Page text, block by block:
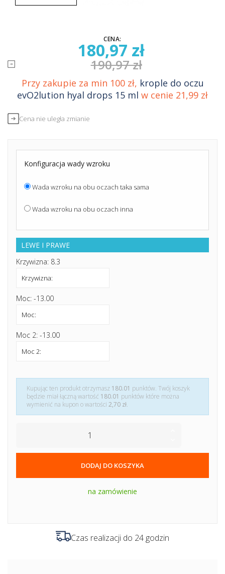
CENA:
180,97 zł
190,97 zł
Przy zakupie za min 100 zł, krople do oczu
evO2lution hyal drops 15 ml w cenie 21,99 zł
Cena nie uległa zmianie
Konfiguracja wady wzroku
Wada wzroku na obu oczach taka sama
Wada wzroku na obu oczach inna
LEWE I PRAWE
Krzywizna: 8.3
Moc: -13.00
Moc 2: -13.00
Kupując ten produkt otrzymasz 180.01 punktów. Twój koszyk
będzie miał łączną wartość 180.01 punktów które można
wymienić na kupon o wartości 2,70 zł.
DODAJ DO KOSZYKA
na zamówienie
Czas realizacji do 24 godzin